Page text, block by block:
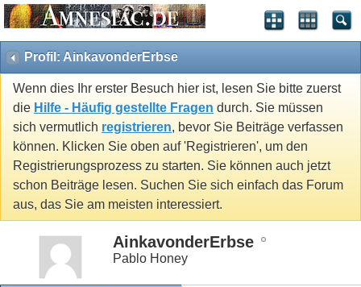
Profil: AinkavonderErbse
Wenn dies Ihr erster Besuch hier ist, lesen Sie bitte zuerst
die Hilfe - Häufig gestellte Fragen durch. Sie müssen
sich vermutlich registrieren, bevor Sie Beiträge verfassen
können. Klicken Sie oben auf 'Registrieren', um den
Registrierungsprozess zu starten. Sie können auch jetzt
schon Beiträge lesen. Suchen Sie sich einfach das Forum
aus, das Sie am meisten interessiert.
AinkavonderErbse
Pablo Honey